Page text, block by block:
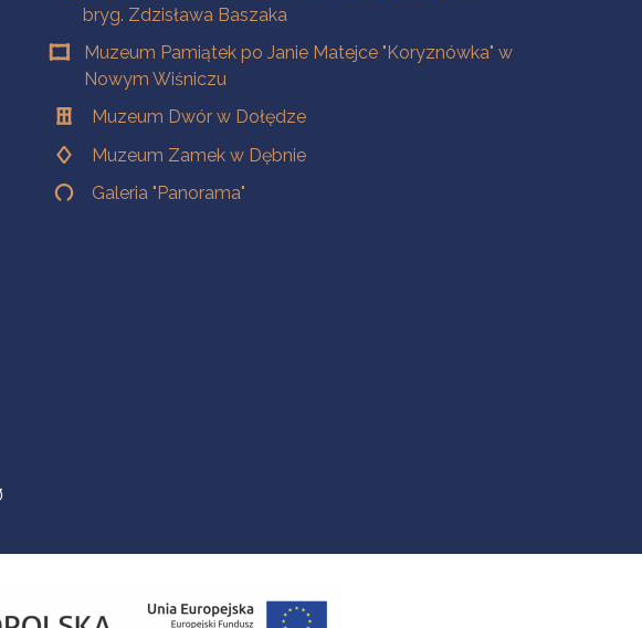
bryg. Zdzisława Baszaka
Muzeum Pamiątek po Janie Matejce "Koryznówka" w
Nowym Wiśniczu
Muzeum Dwór w Dołędze
Muzeum Zamek w Dębnie
Galeria "Panorama"